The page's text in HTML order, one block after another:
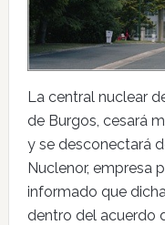
La central nuclear
de Burgos, cesará
y se desconectará
Nuclenor, empresa
informado que
dentro del acuerdo